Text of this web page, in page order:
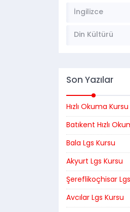
İngilizce
Din Kültürü
Son Yazılar
Hızlı Okuma
Batıkent Hızlı
Bala Lgs Kursu
Akyurt Lgs Kursu
Şereflikoçhisar
Avcılar Lgs Kursu